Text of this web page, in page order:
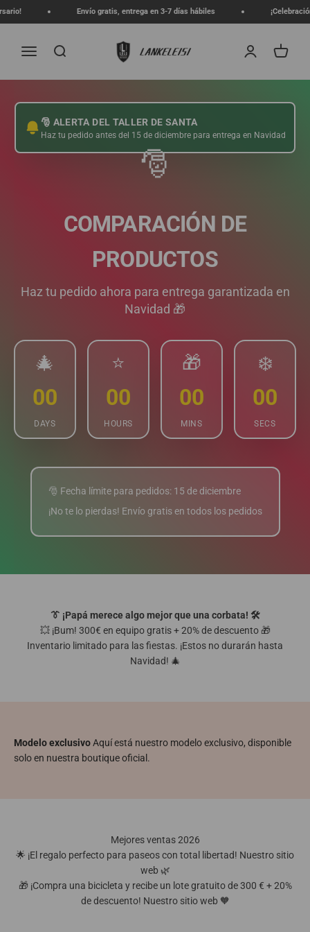
Ir al contenido Envío gratis, entrega en 3-7 días hábiles ¡Celebración
Menú Buscar
lankeleisi.eu
Iniciar sesión
Carrito
🎅 ALERTA DEL TALLER DE SANTA
Haz tu pedido antes del 15 de diciembre para entrega en Navidad
⭐
⭐
⭐
⭐
⭐
⭐
⭐
⭐
⭐
⭐
⭐
⭐
⭐
⭐
⭐
⭐
⭐
⭐
⭐
⭐
🎅
COMPARACIÓN DE
PRODUCTOS
Haz tu pedido ahora para entrega garantizada en
Navidad 🎁
🎄
00
DAYS
⭐
00
HOURS
🎁
00
MINS
❄️
00
SECS
🎅 Fecha límite para pedidos: 15 de diciembre
¡No te lo pierdas! Envío gratis en todos los pedidos
👔 ¡Papá merece algo mejor que una corbata! 🛠️
💥 ¡Bum! 300€ en equipo gratis + 20% de descuento 🎁
Inventario limitado para las fiestas. ¡Estos no durarán hasta
Navidad! 🎄
Modelo exclusivoAquí está nuestro modelo exclusivo, disponible
solo en nuestra boutique oficial.
Mejores ventas 2026
🌟 ¡El regalo perfecto para paseos con total libertad! Nuestro sitio
web 🌿
🎁 ¡Compra una bicicleta y recibe un lote gratuito de 300 € + 20%
de descuento! Nuestro sitio web 🧡